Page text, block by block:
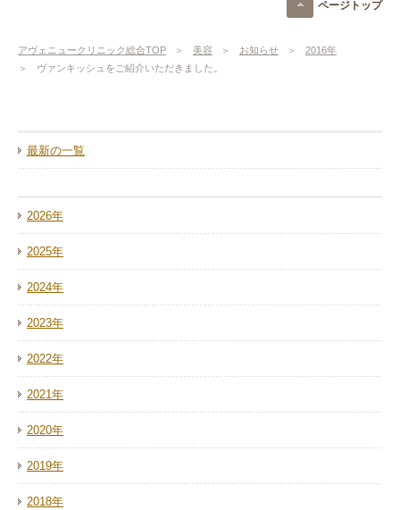
ページトップ
アヴェニュークリニック総合TOP 美容 お知らせ
2016年
ヴァンキッシュをご紹介いただきました。
最新の一覧
2026年
2025年
2024年
2023年
2022年
2021年
2020年
2019年
2018年